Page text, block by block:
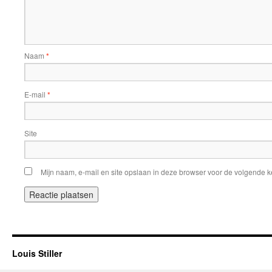
Naam *
E-mail *
Site
Mijn naam, e-mail en site opslaan in deze browser voor de volgende
Louis Stiller